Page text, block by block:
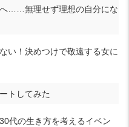
……無理せず理想の自分にな
い！決めつけで敬遠する女に
トしてみた
代の生き方を考えるイベン